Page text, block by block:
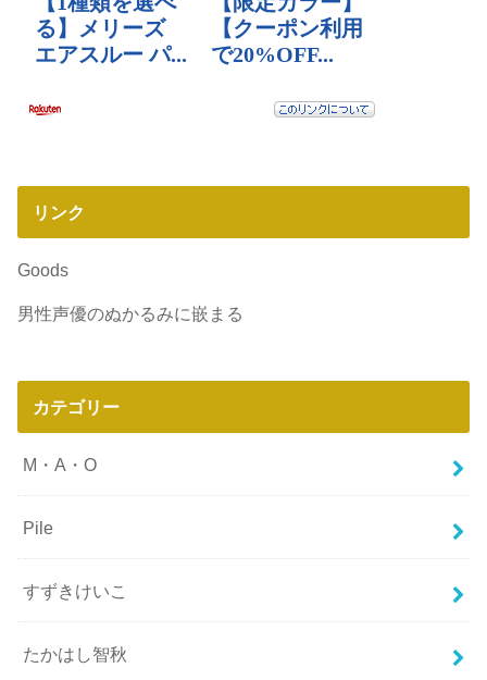
リンク
Goods
男性声優のぬかるみに嵌まる
カテゴリー
M・A・O
Pile
すずきけいこ
たかはし智秋